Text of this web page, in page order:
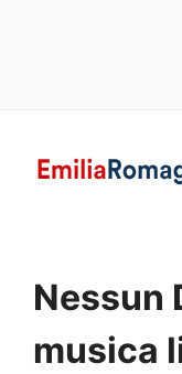
Nessun
musica